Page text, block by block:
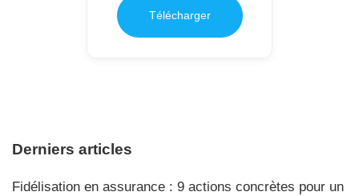
Télécharger
Derniers articles
Fidélisation en assurance : 9 actions concrètes pour un